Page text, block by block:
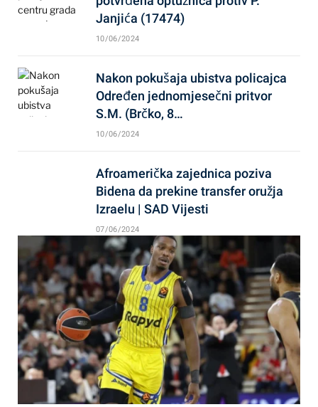
Janjića (17474)
10/06/2024
Nakon pokušaja ubistva policajca
Određen jednomjesečni pritvor
S.M. (Brčko, 8…
10/06/2024
Afroamerička zajednica poziva
Bidena da prekine transfer oružja
Izraelu | SAD Vijesti
07/06/2024